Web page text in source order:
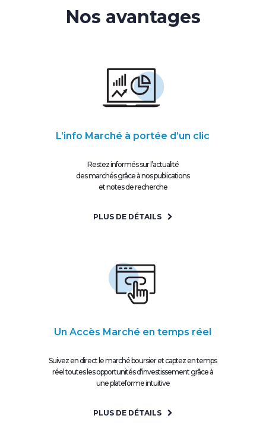
Nos avantages
L’info Marché à portée d’un clic
Restez informés sur l’actualité
des marchés grâce à nos publications
et notes de recherche
PLUS DE DÉTAILS
Un Accès Marché en temps réel
Suivez en direct le marché boursier et captez en temps
réel toutes les opportunités d’investissement grâce à
une plateforme intuitive
PLUS DE DÉTAILS